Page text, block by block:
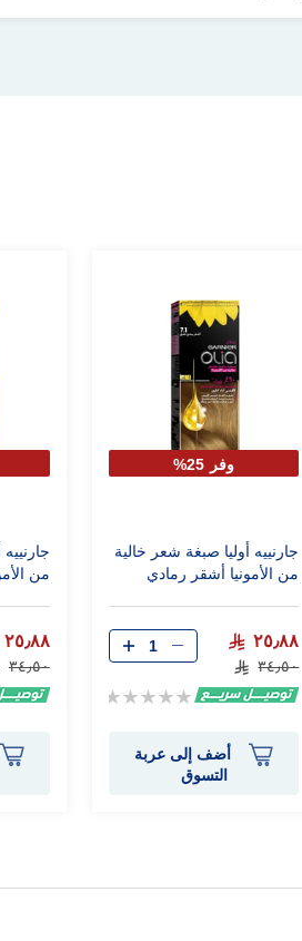
وفر 25%
جارنييه أوليا صبغة شعر خالية
من الأمونيا أشقر رمادي
٢٥٫٨٨
٣٤٫٥٠
Rating:
أضف إلى عربة
التسوق
من
٢٥٫٨٨
٣٤٫٥٠